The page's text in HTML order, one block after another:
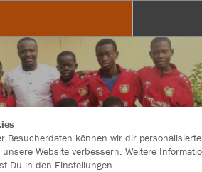
Besucherdaten können wir dir personalisierte
Website verbessern. Weitere
Du in den Einstellungen.